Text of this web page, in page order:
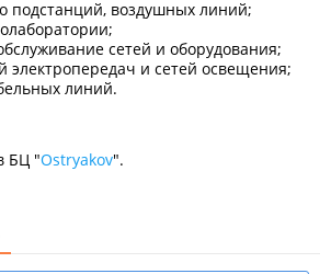
подстанций, воздушных линий;
сетей и оборудования;
электропередач и сетей освещения;
линий.
БЦ "Ostryakov".